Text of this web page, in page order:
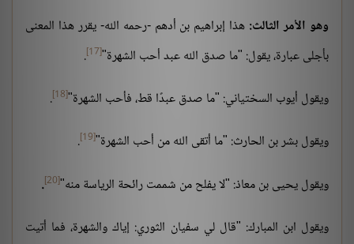
وهو الأمر الثالث: هذا إبراهيم بن أدهم -رحمه الله- يقرر هذا المعنى
بأجلى عبارة، يقول: "ما صدق الله عبد أحب الشهرة"[17]
.
ويقول أيوب السختياني: "ما صدق عبدًا قط، فأحب الشهرة"[18]
.
ويقول بشر بن الحارث: "ما أتقى الله من أحب الشهرة"[19]
.
ويقول يحيى بن معاذ: "لا يفلح من شممت رائحة الرياسة منه"[20]
.
ويقول ابن المبارك: "قال لي سفيان الثوري: إياك والشهرة، فما أتيت